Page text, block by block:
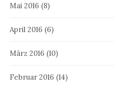
Mai 2016 (8)
April 2016 (6)
März 2016 (10)
Februar 2016 (14)